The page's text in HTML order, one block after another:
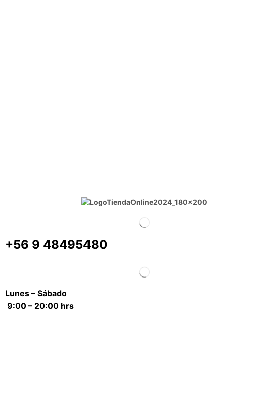
+56 9 48495480
Lunes – Sábado
9:00 – 20:00 hrs